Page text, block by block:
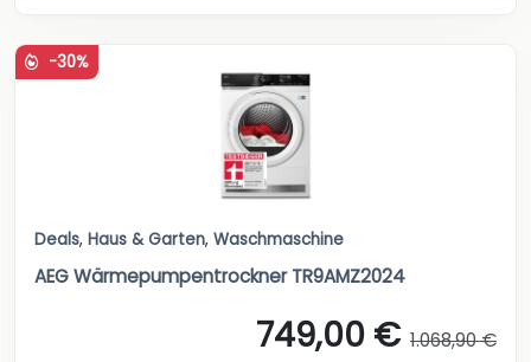
-30%
Deals, Haus & Garten, Waschmaschine
AEG Wärmepumpentrockner TR9AMZ2024
749,00 € 1.068,90 €